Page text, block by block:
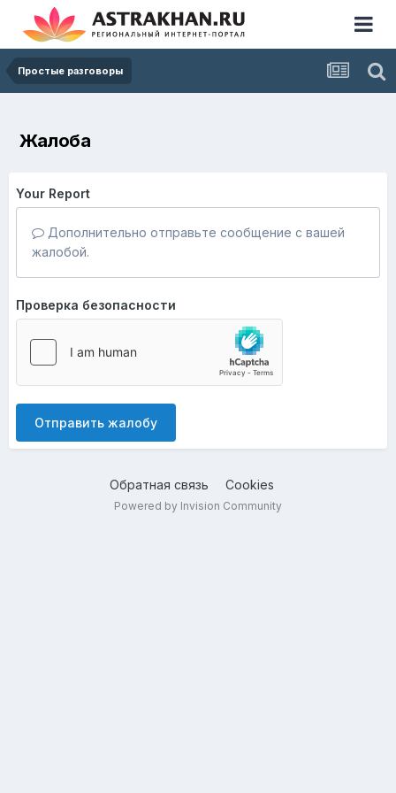
Простые разговоры
Жалоба
Your Report
Дополнительно отправьте сообщение с вашей
жалобой.
Проверка безопасности
Отправить жалобу
Обратная связь Cookies
Powered by Invision Community